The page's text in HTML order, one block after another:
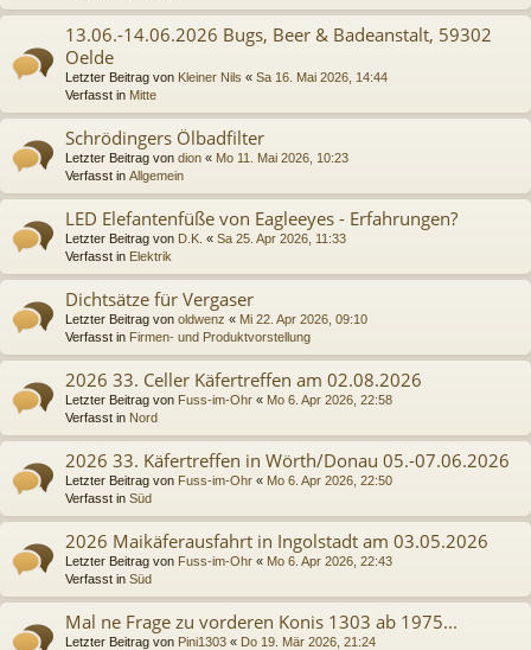
13.06.-14.06.2026 Bugs, Beer & Badeanstalt, 59302
Oelde
Letzter Beitrag von Kleiner Nils « Sa 16. Mai 2026, 14:44
Verfasst in Mitte
Schrödingers Ölbadfilter
Letzter Beitrag von dion « Mo 11. Mai 2026, 10:23
Verfasst in Allgemein
LED Elefantenfüße von Eagleeyes - Erfahrungen?
Letzter Beitrag von D.K. « Sa 25. Apr 2026, 11:33
Verfasst in Elektrik
Dichtsätze für Vergaser
Letzter Beitrag von oldwenz « Mi 22. Apr 2026, 09:10
Verfasst in Firmen- und Produktvorstellung
2026 33. Celler Käfertreffen am 02.08.2026
Letzter Beitrag von Fuss-im-Ohr « Mo 6. Apr 2026, 22:58
Verfasst in Nord
2026 33. Käfertreffen in Wörth/Donau 05.-07.06.2026
Letzter Beitrag von Fuss-im-Ohr « Mo 6. Apr 2026, 22:50
Verfasst in Süd
2026 Maikäferausfahrt in Ingolstadt am 03.05.2026
Letzter Beitrag von Fuss-im-Ohr « Mo 6. Apr 2026, 22:43
Verfasst in Süd
Mal ne Frage zu vorderen Konis 1303 ab 1975...
Letzter Beitrag von Pini1303 « Do 19. Mär 2026, 21:24